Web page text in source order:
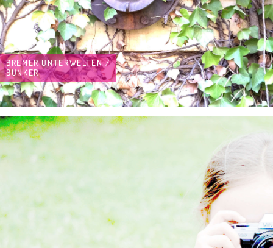
BREMER UNTERWELTEN /
BUNKER